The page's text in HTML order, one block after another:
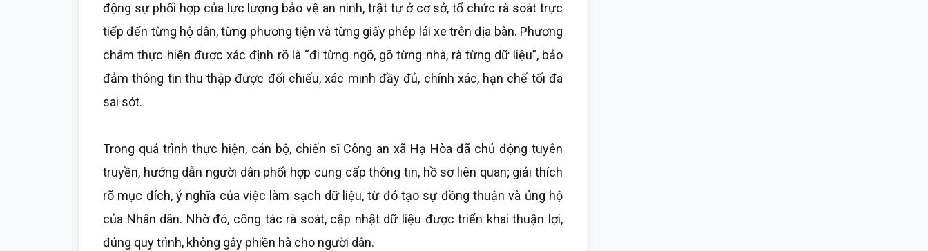
động sự phối hợp của lực lượng bảo vệ an ninh, trật tự ở cơ sở, tổ chức rà soát trực
tiếp đến từng hộ dân, từng phương tiện và từng giấy phép lái xe trên địa bàn. Phương
châm thực hiện được xác định rõ là “đi từng ngõ, gõ từng nhà, rà từng dữ liệu”, bảo
đảm thông tin thu thập được đối chiếu, xác minh đầy đủ, chính xác, hạn chế tối đa
sai sót.
Trong quá trình thực hiện, cán bộ, chiến sĩ Công an xã Hạ Hòa đã chủ động tuyên
truyền, hướng dẫn người dân phối hợp cung cấp thông tin, hồ sơ liên quan; giải thích
rõ mục đích, ý nghĩa của việc làm sạch dữ liệu, từ đó tạo sự đồng thuận và ủng hộ
của Nhân dân. Nhờ đó, công tác rà soát, cập nhật dữ liệu được triển khai thuận lợi,
đúng quy trình, không gây phiền hà cho người dân.